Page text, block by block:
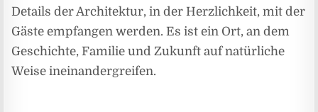
Details der Architektur, in der Herzlichkeit, mit der
Gäste empfangen werden. Es ist ein Ort, an dem
Geschichte, Familie und Zukunft auf natürliche
Weise ineinandergreifen.